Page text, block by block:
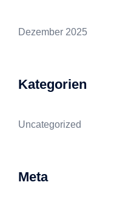
Dezember 2025
Kategorien
Uncategorized
Meta